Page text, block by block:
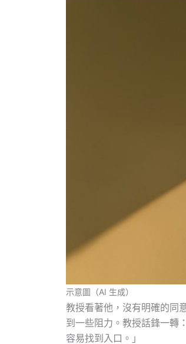
示意圖（AI 生成）
教授看著他，沒有明確的同
到一些阻力。教授話鋒一轉
容易找到入口。」